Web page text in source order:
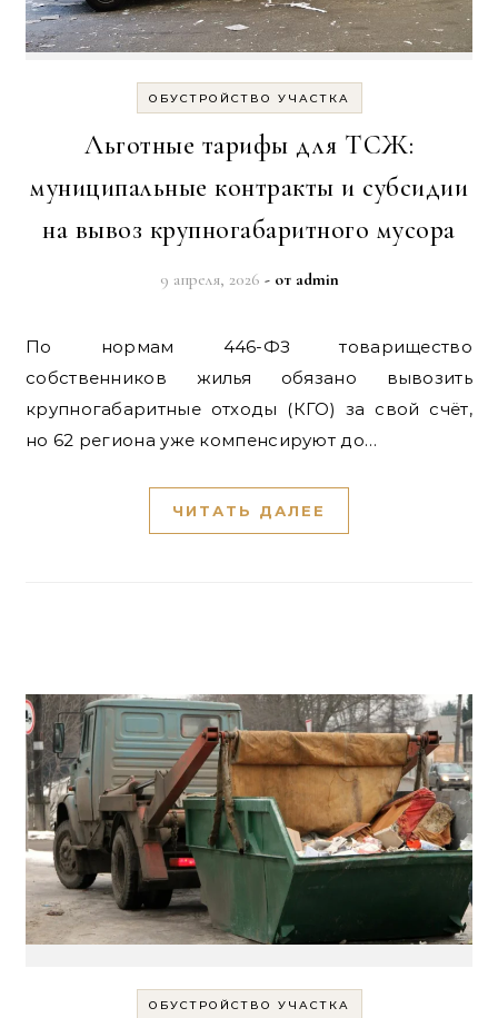
ОБУСТРОЙСТВО УЧАСТКА
Льготные тарифы для ТСЖ:
муниципальные контракты и субсидии
на вывоз крупногабаритного мусора
9 апреля, 2026 - от admin
По нормам 446-ФЗ товарищество
собственников жилья обязано вывозить
крупногабаритные отходы (КГО) за свой счёт,
но 62 региона уже компенсируют до…
ЧИТАТЬ ДАЛЕЕ
ОБУСТРОЙСТВО УЧАСТКА